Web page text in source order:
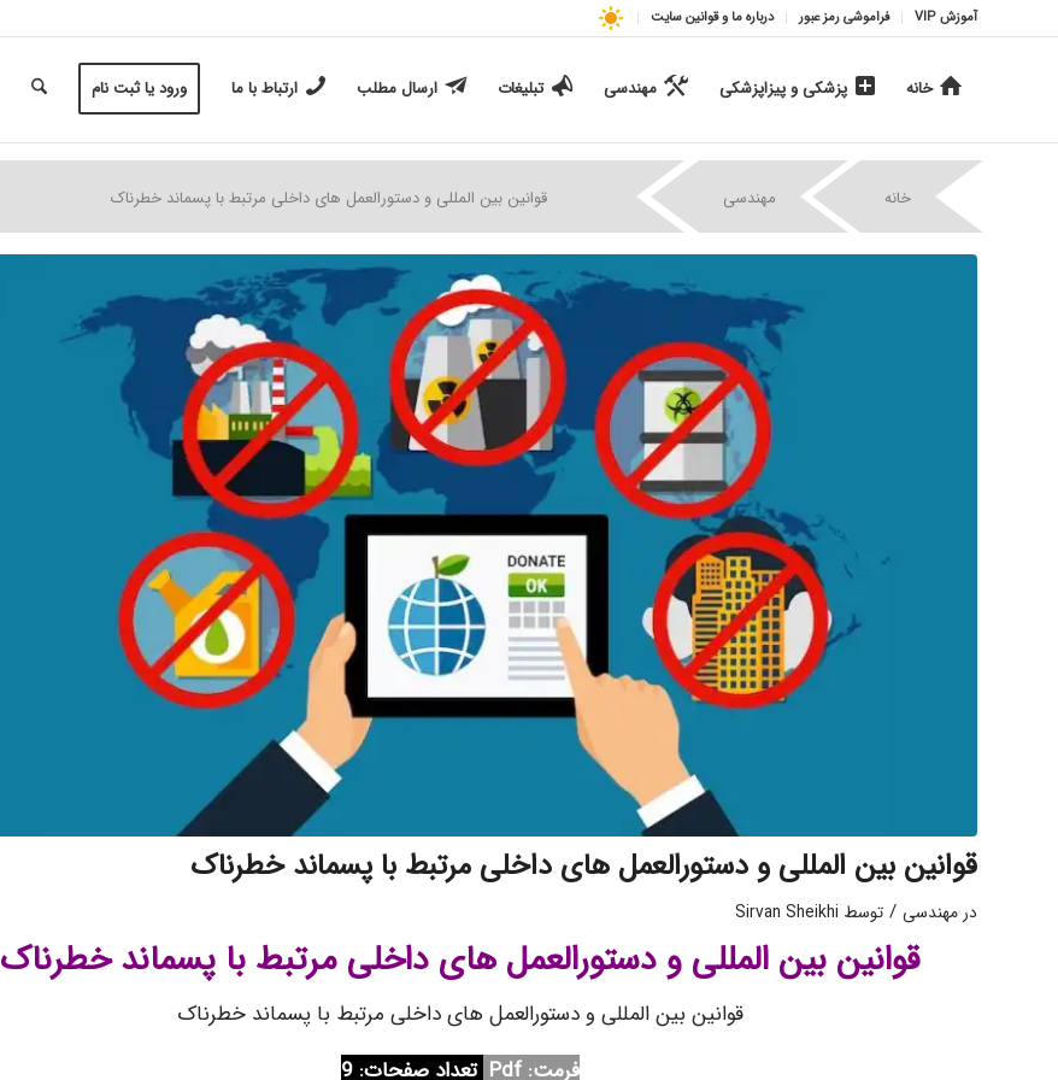
آموزش VIP فراموشی رمز عبور درباره ما و قوانین سایت
خانه پزشکی و پیزاپزشکی مهندسی تبلیغات ارسال مطلب ارتباط با ما ورود یا ثبت نام
خانه مهندسی | قوانین بین المللی و دستورالعمل های داخلی مرتبط با پسماند خطرناک
قوانین بین المللی و دستورالعمل های داخلی مرتبط با پسماند خطرناک
در مهندسی / توسط Sirvan Sheikhi
قوانین بین المللی و دستورالعمل های داخلی مرتبط با پسماند خطرناک
قوانین بین المللی و دستورالعمل های داخلی مرتبط با پسماند خطرناک
فرمت: Pdf
تعداد صفحات: 9